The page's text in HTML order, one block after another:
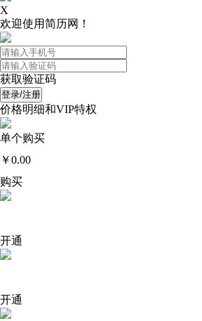
X
欢迎使用简历网！
获取验证码
登录/注册
价格明细和VIP特权
单个购买
￥0.00
购买
开通
开通